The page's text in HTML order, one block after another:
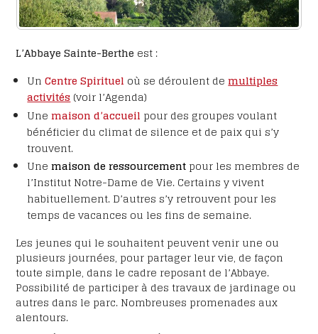
L’Abbaye Sainte-Berthe est :
UnCentre Spirituel où se déroulent demultiples
activités (voir l’Agenda)
Une maison d’accueil pour des groupes voulant
bénéficier du climat de silence et de paix qui s’y
trouvent.
Unemaison de ressourcement pour les membres de
l’Institut Notre-Dame de Vie. Certains y vivent
habituellement. D’autres s’y retrouvent pour les
temps de vacances ou les fins de semaine.
Les jeunes qui le souhaitent peuvent venir une ou
plusieurs journées, pour partager leur vie, de façon
toute simple, dans le cadre reposant de l’Abbaye.
Possibilité de participer à des travaux de jardinage ou
autres dans le parc. Nombreuses promenades aux
alentours.